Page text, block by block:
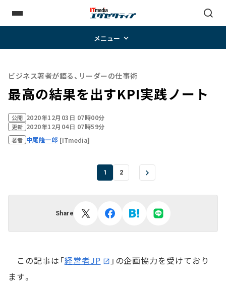
メニュー
ビジネス著者が語る、リーダーの仕事術
最高の結果を出すKPI実践ノート
公開 2020年12月03日 07時00分
更新 2020年12月04日 07時59分
著者 中尾隆一郎 [ITmedia]
1 2
Share
この記事は「経営者JP
」の企画協力を受けており
ます。